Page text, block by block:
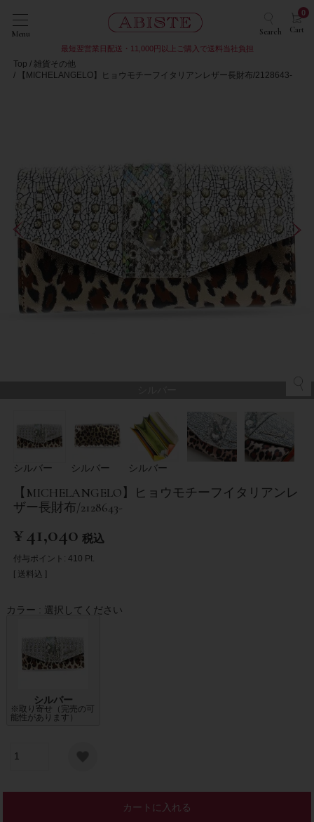
Menu Search Cart
0
最短翌営業日配送・11,000円以上ご購入で送料当社負担
Top
雑貨その他
【MICHELANGELO】ヒョウモチーフイタリアンレザー長財布/2128643-
シルバー シルバー シルバー
【MICHELANGELO】ヒョウモチーフイタリアンレ
ザー長財布/2128643-
¥41,040 税込
付与ポイント: 410 Pt.
送料込
カラー 選択してください
シルバー
※取り寄せ（完売の可
能性があります）
カートに入れる